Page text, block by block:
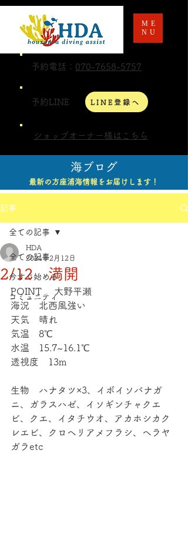
予約電話： 070-7658-5757
予約LINE LINE登録へ
ショップオーナー様はこちら
ME
NU
海ブログ
最新の方座浦海情報をお届けします！
記事
全ての記事
今すぐ始める
コミュニティ
全ての記事
2/12 満開
HDA
2024年2月12日
POINT 　大野平瀬
海況　北西風強い
天気　晴れ
気温　8℃
水温　15.7~16.1℃
透視度　13m
生物　ハナタツ×3、イボイソバナガ
ニ、ガラスハゼ、イソギンチャクエ
ビ、クエ、イタチウオ、アカホシカク
レエビ、クロヘリアメフラシ、ヘラヤ
ガラetc